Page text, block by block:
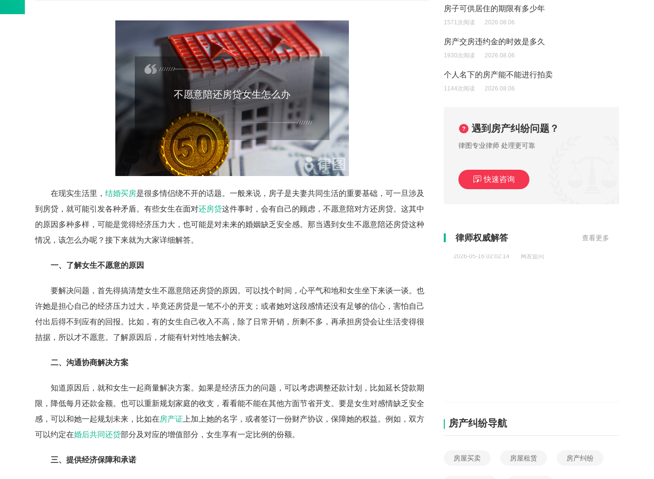
不愿意陪还房贷女生怎么办
在现实生活里， 结婚买房是很多情侣绕不开的话题。一般来说，房子是夫妻共同生活的重要基础，可一旦涉及
到房贷，就可能引发各种矛盾。有些女生在面对还房贷这件事时，会有自己的顾虑，不愿意陪对方还房贷。这其中
的原因多种多样，可能是觉得经济压力大，也可能是对未来的婚姻缺乏安全感。那当遇到女生不愿意陪还房贷这种
情况，该怎么办呢？接下来就为大家详细解答。
一、了解女生不愿意的原因
要解决问题，首先得搞清楚女生不愿意陪还房贷的原因。可以找个时间，心平气和地和女生坐下来谈一谈。也
许她是担心自己的经济压力过大，毕竟还房贷是一笔不小的开支；或者她对这段感情还没有足够的信心，害怕自己
付出后得不到应有的回报。比如，有的女生自己收入不高，除了日常开销，所剩不多，再承担房贷会让生活变得很
拮据，所以才不愿意。了解原因后，才能有针对性地去解决。
二、沟通协商解决方案
知道原因后，就和女生一起商量解决方案。如果是经济压力的问题，可以考虑调整还款计划，比如延长贷款期
限，降低每月还款金额。也可以重新规划家庭的收支，看看能不能在其他方面节省开支。要是女生对感情缺乏安全
感，可以和她一起规划未来，比如在房产证 上加上她的名字，或者签订一份财产协议，保障她的权益。例如，双方
可以约定在婚后共同还贷部分及对应的增值部分，女生享有一定比例的份额。
三、提供经济保障和承诺
房子可供居住的期限有多少年
1571次阅读 2026.08.06
房产交房违约金的时效是多久
1930次阅读 2026.08.06
个人名下的房产能不能进行拍卖
1144次阅读 2026.08.06
遇到房产纠纷问题？
律图专业律师 处理更可靠
快速咨询
律师权威解答 查看更多
德国签证怎么办理?
房产纠纷导航
房屋买卖 房屋租赁 房产纠纷